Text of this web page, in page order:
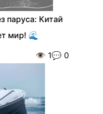
паруса: Китай
мир! 🌊
👁️ 1💬 0